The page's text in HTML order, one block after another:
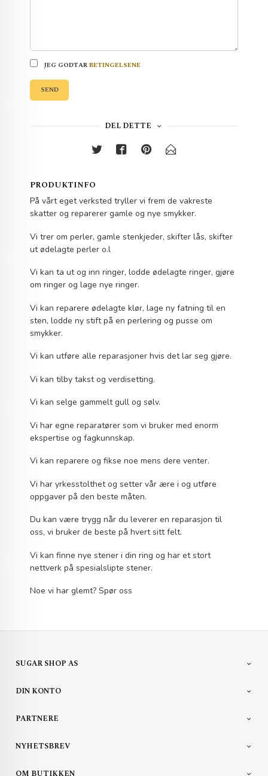
JEG GODTARBETINGELSENE
SEND
DEL DETTE
PRODUKTINFO
På vårt eget verksted tryller vi frem de vakreste
skatter og reparerer gamle og nye smykker.
Vi trer om perler, gamle stenkjeder, skifter lås, skifter
ut ødelagte perler o.l
Vi kan ta ut og inn ringer, lodde ødelagte ringer, gjøre
om ringer og lage nye ringer.
Vi kan reparere ødelagte klør, lage ny fatning til en
sten, lodde ny stift på en perlering og pusse om
smykker.
Vi kan utføre alle reparasjoner hvis det lar seg gjøre.
Vi kan tilby takst og verdisetting.
Vi kan selge gammelt gull og sølv.
Vi har egne reparatører som vi bruker med enorm
ekspertise og fagkunnskap.
Vi kan reparere og fikse noe mens dere venter.
Vi har yrkesstolthet og setter vår ære i og utføre
oppgaver på den beste måten.
Du kan være trygg når du leverer en reparasjon til
oss, vi bruker de beste på hvert sitt felt.
Vi kan finne nye stener i din ring og har et stort
nettverk på spesialslipte stener.
Noe vi har glemt? Spør oss
SUGAR SHOP AS
DIN KONTO
PARTNERE
NYHETSBREV